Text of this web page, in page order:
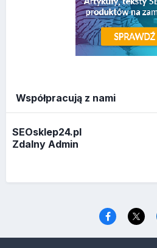
Współpracują z nami
SEOsklep24.pl
Zdalny Admin